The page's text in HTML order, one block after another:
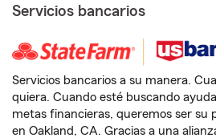
Servicios bancarios
Servicios bancarios a su manera.
quiera. Cuando esté buscando
metas financieras, queremos ser su
en Oakland, CA. Gracias a una